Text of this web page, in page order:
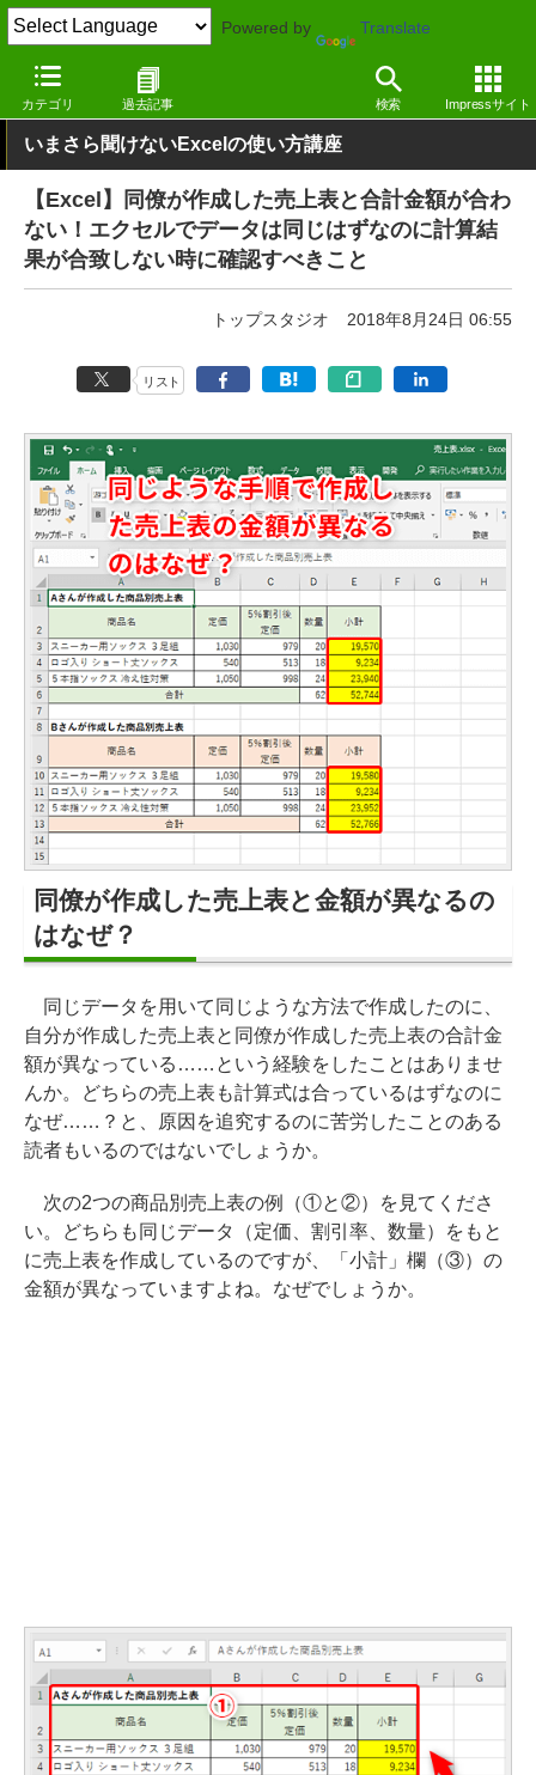
Powered by Translate
カテゴリ 過去記事 検索 Impressサイト
窓の杜 オフィス・ドキュメント Windows
いまさら聞けないExcelの使い方講座
【Excel】同僚が作成した売上表と合計金額が合わ
ない！エクセルでデータは同じはずなのに計算結
果が合致しない時に確認すべきこと
トップスタジオ 2018年8月24日 06:55
リスト
同僚が作成した売上表と金額が異なるの
はなぜ？
同じデータを用いて同じような方法で作成したのに、
自分が作成した売上表と同僚が作成した売上表の合計金
額が異なっている……という経験をしたことはありませ
んか。どちらの売上表も計算式は合っているはずなのに
なぜ……？と、原因を追究するのに苦労したことのある
読者もいるのではないでしょうか。
次の2つの商品別売上表の例（①と②）を見てくださ
い。どちらも同じデータ（定価、割引率、数量）をもと
に売上表を作成しているのですが、「小計」欄（③）の
金額が異なっていますよね。なぜでしょうか。